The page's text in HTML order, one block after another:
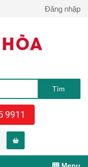
Đăng nhập
9911